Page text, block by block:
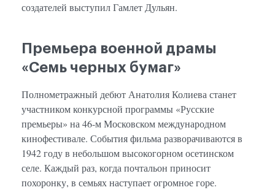
создателей выступил Гамлет Дульян.
Премьера военной драмы
«Семь черных бумаг»
Полнометражный дебют Анатолия Колиева станет
участником конкурсной программы «Русские
премьеры» на 46-м Московском международном
кинофестивале. События фильма разворачиваются в
1942 году в небольшом высокогорном осетинском
селе. Каждый раз, когда почтальон приносит
похоронку, в семьях наступает огромное горе.